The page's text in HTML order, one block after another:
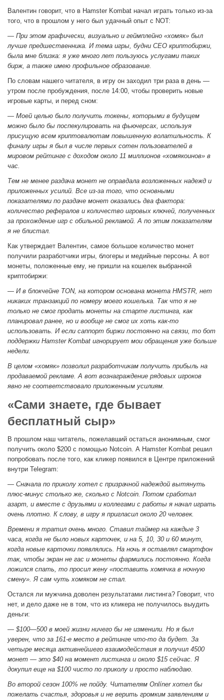
Валентин говорит, что в Hamster Kombat начал играть только из-за
того, что в прошлом у него был удачный опыт с NOT:
— При этом графически, визуально и геймплейно «хомяк» был
лучше предшественника. И тема игры, будни СЕО криптобиржи,
была мне близка: я уже много лет пользуюсь услугами таких
бирж, а также имею профильное образование.
По словам нашего читателя, в игру он заходил три раза в день —
утром после пробуждения, после 14:00, чтобы проверить новые
игровые карты, и перед сном:
— Моей целью было получить токены, которыми в будущем
можно было бы поспекулировать на фьючерсах, используя
присущую всем криптовалютам повышенную волатильность. К
финалу игры я был в числе первых сотен пользователей в
мировом рейтинге с доходом около 11 миллионов «хомякоинов» в
час.
Тем не менее раздача монет не оправдала возложенных надежд и
приложенных усилий. Все из-за того, что основными
показателями по раздаче монет оказались два фактора:
количество рефералов и количество игровых ключей, полученных
за прохождение игр с обильной рекламой. А по этим показателям
я не блистал.
Как утверждает Валентин, самое большое количество монет
получили разработчики игры, блогеры и медийные персоны. А вот
монеты, положенные ему, не пришли на кошелек выбранной
криптобиржи:
— И в блокчейне TON, на котором основана монета HMSTR, нет
никаких транзакций по номеру моего кошелька. Так что я не
только не смог продать монеты на старте листинга, как
планировал ранее, но и вообще не смог их хоть как-то
использовать. И если саппорт биржи постоянно на связи, то бот
поддержки Hamster Kombat игнорирует мои обращения уже больше
недели.
В целом «хомяк» позволил разработчикам получить прибыль на
продаваемой рекламе. А вот вознаграждение рядовых игроков
явно не соответствовало приложенным усилиям.
«Сами знаете, где бывает
бесплатный сыр»
В прошлом наш читатель, пожелавший остаться анонимным, смог
получить около $200 с помощью Notcoin. А Hamster Kombat решил
попробовать после того, как кликер появился в Центре приложений
внутри Telegram:
— Сначала по приколу хотел с призрачной надеждой вытянуть
плюс-минус столько же, сколько с Notcoin. Потом сработал
азарт, и вместе с друзьями и коллегами с работы я начал играть
очень плотно. К слову, в игру я пригласил около 20 человек.
Времени я тратил очень много. Ставил таймер на каждые 3
часа, когда не было новых карточек, и на 5, 10, 30 и 60 минут,
когда новые карточки появлялись. На ночь я оставлял смартфон
так, чтобы экран не гас и монеты фармились постоянно. Когда
ложился спать, то просил жену «поставить хомячка в ночную
смену». Я сам чуть хомяком не стал.
Остался ли мужчина доволен результатами листинга? Говорит, что
нет, и дело даже не в том, что из кликера не получилось выудить
деньги:
— $100—500 в моей жизни ничего бы не изменили. Но я был
уверен, что за 161-е место в рейтинге что-то да будет. За
четыре месяца активнейшего взаимодействия я получил 4500
монет — это $40 на момент листинга и около $15 сейчас. Я
докупил еще на $100 чисто по приколу и просто наблюдаю.
Во второй сезон 100% не пойду. Читателям Onlíner хотел бы
пожелать счастья, здоровья и не верить громким заявлениям и